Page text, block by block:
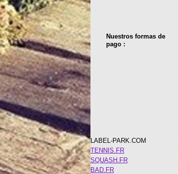
Nuestros formas de
pago :
LABEL-PARK.COM
TENNIS.FR
SQUASH.FR
BAD.FR